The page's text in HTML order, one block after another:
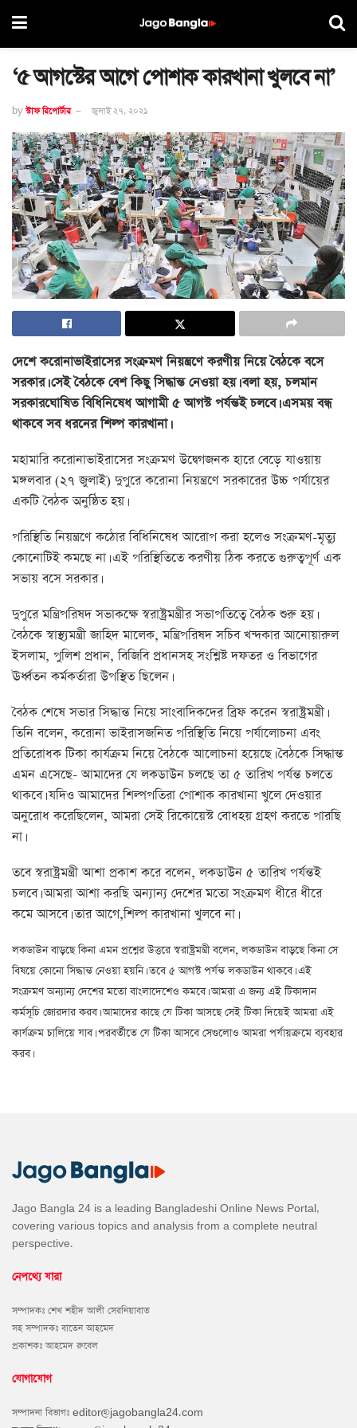
‘৫ আগস্টের আগে পোশাক কারখানা খুলবে না’
by স্টাফ রিপোর্টার জুলাই ২৭, ২০২১
দেশে করোনাভাইরাসের সংক্রমণ নিয়ন্ত্রণে করণীয় নিয়ে বৈঠকে বসে
সরকার। সেই বৈঠকে বেশ কিছু সিদ্ধান্ত নেওয়া হয়। বলা হয়, চলমান
সরকারঘোষিত বিধিনিষেধ আগামী ৫ আগস্ট পর্যন্তই চলবে। এসময় বন্ধ
থাকবে সব ধরনের শিল্প কারখানা।
মহামারি করোনাভাইরাসের সংক্রমণ উদ্বেগজনক হারে বেড়ে যাওয়ায়
মঙ্গলবার (২৭ জুলাই) দুপুরে করোনা নিয়ন্ত্রণে সরকারের উচ্চ পর্যায়ের
একটি বৈঠক অনুষ্ঠিত হয়।
পরিস্থিতি নিয়ন্ত্রণে কঠোর বিধিনিষেধ আরোপ করা হলেও সংক্রমণ-মৃত্যু
কোনোটিই কমছে না। এই পরিস্থিতিতে করণীয় ঠিক করতে গুরুত্বপূর্ণ এক
সভায় বসে সরকার।
দুপুরে মন্ত্রিপরিষদ সভাকক্ষে স্বরাষ্ট্রমন্ত্রীর সভাপতিত্বে বৈঠক শুরু হয়।
বৈঠকে স্বাস্থ্যমন্ত্রী জাহিদ মালেক, মন্ত্রিপরিষদ সচিব খন্দকার আনোয়ারুল
ইসলাম, পুলিশ প্রধান, বিজিবি প্রধানসহ সংশ্লিষ্ট দফতর ও বিভাগের
ঊর্ধ্বতন কর্মকর্তারা উপস্থিত ছিলেন।
বৈঠক শেষে সভার সিদ্ধান্ত নিয়ে সাংবাদিকদের ব্রিফ করেন স্বরাষ্ট্রমন্ত্রী।
তিনি বলেন, করোনা ভাইরাসজনিত পরিস্থিতি নিয়ে পর্যালোচনা এবং
প্রতিরোধক টিকা কার্যক্রম নিয়ে বৈঠকে আলোচনা হয়েছে। বৈঠকে সিদ্ধান্ত
এমন এসেছে- আমাদের যে লকডাউন চলছে তা ৫ তারিখ পর্যন্ত চলতে
থাকবে। যদিও আমাদের শিল্পপতিরা পোশাক কারখানা খুলে দেওয়ার
অনুরোধ করেছিলেন, আমরা সেই রিকোয়েস্ট বোধহয় গ্রহণ করতে পারছি
না।
তবে স্বরাষ্ট্রমন্ত্রী আশা প্রকাশ করে বলেন, লকডাউন ৫ তারিখ পর্যন্তই
চলবে। আমরা আশা করছি অন্যান্য দেশের মতো সংক্রমণ ধীরে ধীরে
কমে আসবে। তার আগে,শিল্প কারখানা খুলবে না।
লকডাউন বাড়ছে কিনা এমন প্রশ্নের উত্তরে স্বরাষ্ট্রমন্ত্রী বলেন, লকডাউন বাড়ছে কিনা সে
বিষয়ে কোনো সিদ্ধান্ত নেওয়া হয়নি। তবে ৫ আগস্ট পর্যন্ত লকডাউন থাকবে। এই
সংক্রমণ অন্যান্য দেশের মতো বাংলাদেশেও কমবে। আমরা এ জন্য এই টিকাদান
কর্মসূচি জোরদার করব। আমাদের কাছে যে টিকা আসছে সেই টিকা দিয়েই আমরা এই
কার্যক্রম চালিয়ে যাব। পরবর্তীতে যে টিকা আসবে সেগুলোও আমরা পর্যায়ক্রমে ব্যবহার
করব।
Jago Bangla 24 is a leading Bangladeshi Online News Portal,
covering various topics and analysis from a complete neutral
perspective.
নেপথ্যে যারা
সম্পাদকঃ শেখ শহীদ আলী সেরনিয়াবাত
সহ সম্পাদকঃ বাতেন আহমেদ
প্রকাশকঃ আহমেদ রুবেল
যোগাযোগ
সম্পাদনা বিভাগঃ editor@jagobangla24.com